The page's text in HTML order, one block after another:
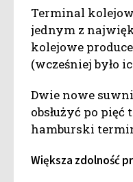
Terminal
jednym z
kolejowe
(wcześniej było
Dwie nowe
obsłużyć po
hamburski
Większa zdolność